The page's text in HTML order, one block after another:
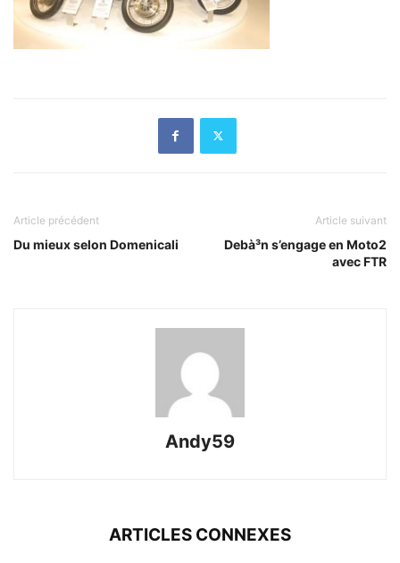
Article précédent
Du mieux selon Domenicali
Article suivant
Debà³n s’engage en Moto2
avec FTR
Andy59
ARTICLES CONNEXES